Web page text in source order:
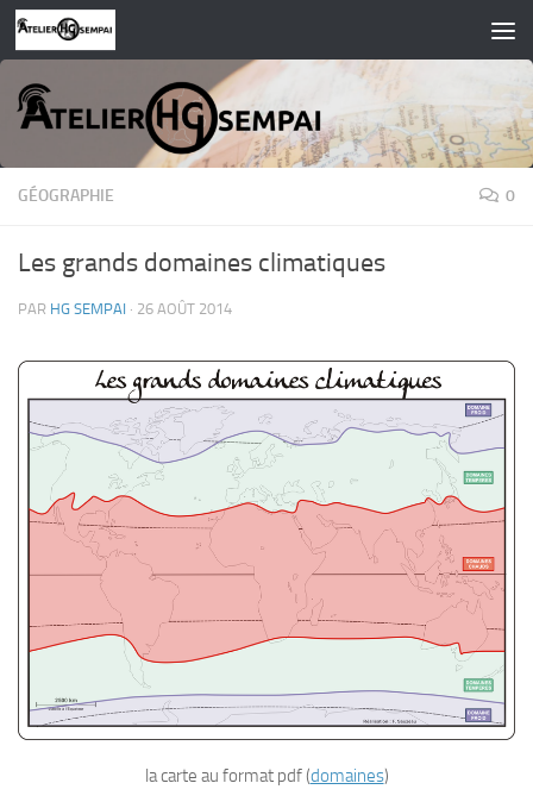
Skip to content
GÉOGRAPHIE 0
Les grands domaines climatiques
PAR HG SEMPAI · 26 AOÛT 2014
la carte au format pdf (domaines)